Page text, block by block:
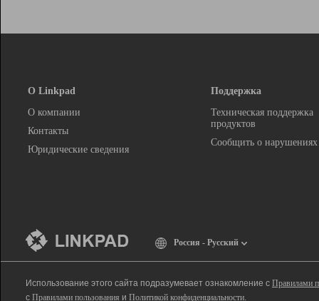
О Linkpad
О компании
Контакты
Юридические сведения
Поддержка
Техническая поддержка
продуктов
Сообщить о нарушениях
Россия - Русский
Использование этого сайта подразумевает ознакомление с Правилами
с Правилами пользования и Политикой конфиденциальности.